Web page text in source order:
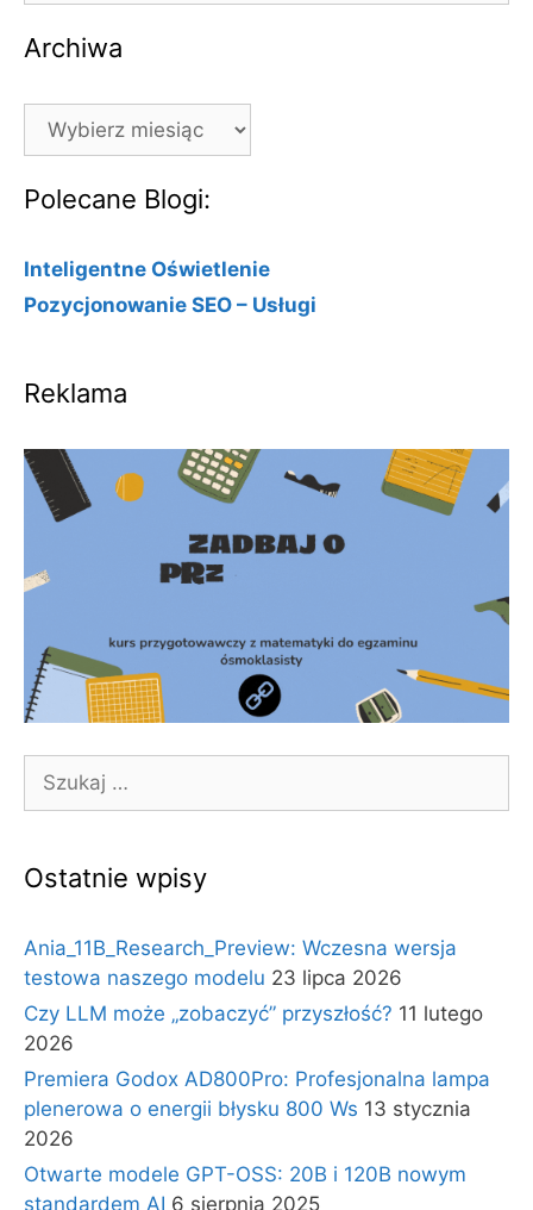
Archiwa
Archiwa
Polecane Blogi:
Inteligentne Oświetlenie
Pozycjonowanie SEO – Usługi
Reklama
Ostatnie wpisy
Ania_11B_Research_Preview: Wczesna wersja
testowa naszego modelu 23 lipca 2026
Czy LLM może „zobaczyć” przyszłość? 11 lutego
2026
Premiera Godox AD800Pro: Profesjonalna lampa
plenerowa o energii błysku 800 Ws 13 stycznia
2026
Otwarte modele GPT-OSS: 20B i 120B nowym
standardem AI 6 sierpnia 2025